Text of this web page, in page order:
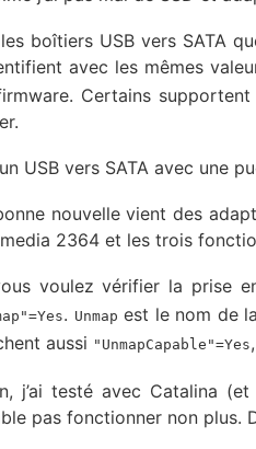
boîtiers USB vers SATA
avec les mêmes
Certains supportent
un USB vers SATA avec une
nouvelle vient des
2364 et les trois
voulez vérifier la prise
. Unmap est le nom de
aussi "UnmapCapable"=Yes
j’ai testé avec Catalina
pas fonctionner non plus.